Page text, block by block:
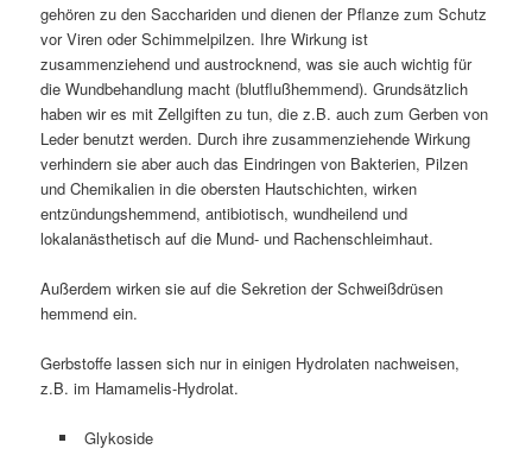
gehören zu den Sacchariden und dienen der Pflanze zum Schutz
vor Viren oder Schimmelpilzen. Ihre Wirkung ist
zusammenziehend und austrocknend, was sie auch wichtig für
die Wundbehandlung macht (blutflußhemmend). Grundsätzlich
haben wir es mit Zellgiften zu tun, die z.B. auch zum Gerben von
Leder benutzt werden. Durch ihre zusammenziehende Wirkung
verhindern sie aber auch das Eindringen von Bakterien, Pilzen
und Chemikalien in die obersten Hautschichten, wirken
entzündungshemmend, antibiotisch, wundheilend und
lokalanästhetisch auf die Mund- und Rachenschleimhaut.
Außerdem wirken sie auf die Sekretion der Schweißdrüsen
hemmend ein.
Gerbstoffe lassen sich nur in einigen Hydrolaten nachweisen,
z.B. im Hamamelis-Hydrolat.
Glykoside